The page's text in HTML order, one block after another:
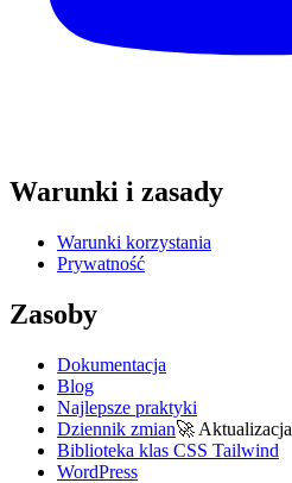
Warunki i zasady
Warunki korzystania
Prywatność
Zasoby
Dokumentacja
Blog
Najlepsze praktyki
Dziennik zmian🚀 Aktualizacja
Biblioteka klas CSS Tailwind
WordPress